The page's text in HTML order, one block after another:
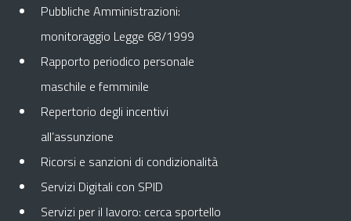
Pubbliche Amministrazioni:
monitoraggio Legge 68/1999
Rapporto periodico personale
maschile e femminile
Repertorio degli incentivi
all’assunzione
Ricorsi e sanzioni di condizionalità
Servizi Digitali con SPID
Servizi per il lavoro: cerca sportello